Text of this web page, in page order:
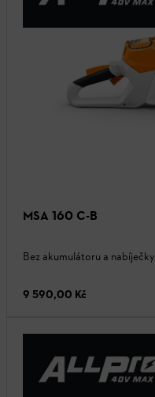
MSA 160 C-B
Bez akumulátoru a nabíječky
9 590,00 Kč